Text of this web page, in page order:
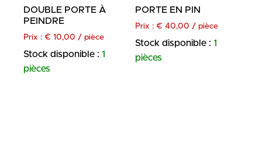
DOUBLE PORTE À
PEINDRE
Prix : € 10,00 / pièce
Stock disponible : 1
pièces
PORTE EN PIN
Prix : € 40,00 / pièce
Stock disponible : 1
pièces